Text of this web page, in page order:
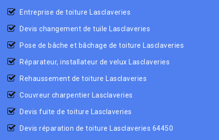
Entreprise de toiture Lasclaveries
Devis changement de tuile Lasclaveries
Pose de bâche et bâchage de toiture Lasclaveries
Réparateur, installateur de velux Lasclaveries
Rehaussement de toiture Lasclaveries
Couvreur charpentier Lasclaveries
Devis fuite de toiture Lasclaveries
Devis réparation de toiture Lasclaveries 64450